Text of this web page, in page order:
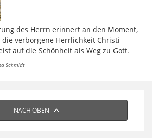
des Herrn erinnert an den Moment,
verborgene Herrlichkeit Christi
auf die Schönheit als Weg zu Gott.
Schmidt
NACH OBEN